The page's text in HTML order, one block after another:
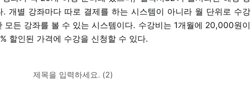
. 개별 강좌마다 따로 결제를 하는 시스템이 아니라 월 단위로 수강
모든 강좌를 볼 수 있는 시스템이다. 수강비는 1개월에 20,000원이
할인된 가격에 수강을 신청할 수 있다.
제목을 입력하세요. (2)